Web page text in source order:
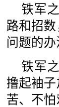
铁军
路和招
问题的办
铁军
撸起袖
苦、不